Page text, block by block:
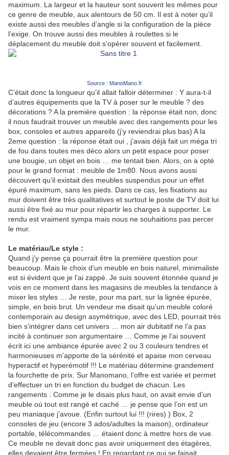
maximum. La largeur et la hauteur sont souvent les mêmes pour
ce genre de meuble, aux alentours de 50 cm. Il est à noter qu’il
existe aussi des meubles d’angle si la configuration de la pièce
l’exige. On trouve aussi des meubles à roulettes si le
déplacement du meuble doit s’opérer souvent et facilement.
Source : ManoMano.fr
C’était donc la longueur qu’il allait falloir déterminer : Y aura-t-il
d’autres équipements que la TV à poser sur le meuble ? des
décorations ? A la première question : la réponse était non, donc
il nous faudrait trouver un meuble avec des rangements pour les
box, consoles et autres appareils (j’y reviendrai plus bas) A la
2eme question : la réponse était oui , j’avais déjà fait un méga tri
de fou dans toutes mes déco alors un petit espace pour poser
une bougie, un objet en bois … me tentait bien. Alors, on a opté
pour le grand format : meuble de 1m80. Nous avons aussi
découvert qu’il existait des meubles suspendus pour un effet
épuré maximum, sans les pieds. Dans ce cas, les fixations au
mur doivent être très qualitatives et surtout le poste de TV doit lui
aussi être fixé au mur pour répartir les charges à supporter. Le
rendu est vraiment sympa mais nous ne souhaitions pas percer
le mur.
Le matériau/Le style :
Quand j’y pense ça pourrait être la première question pour
beaucoup. Mais le choix d’un meuble en bois naturel, minimaliste
est si évident que je l’ai zappé. Je suis souvent étonnée quand je
vois en ce moment dans les magasins de meubles la tendance à
mixer les styles … Je reste, pour ma part, sur la lignée épurée,
simple, en bois brut. Un vendeur me disait qu’un meuble coloré
contemporain au design asymétrique, avec des LED, pourrait très
bien s’intégrer dans cet univers … mon air dubitatif ne l’a pas
incité à continuer son argumentaire … Comme je l’ai souvent
écrit ici une ambiance épurée avec 2 ou 3 couleurs tendres et
harmonieuses m’apporte de la sérénité et apaise mon cerveau
hyperactif et hyperémotif !!! Le matériau détermine grandement
la fourchette de prix. Sur Manomano, l’offre est variée et permet
d’effectuer un tri en fonction du budget de chacun. Les
rangements : Comme je le disais plus haut, on avait envie d’un
meuble où tout est rangé et caché … je pense que l’on est un
peu maniaque j’avoue. (Enfin surtout lui !!! (rires) ) Box, 2
consoles de jeu (encore 3 ados/adultes la maison), ordinateur
portable, télécommandes … étaient donc à mettre hors de vue.
Ce meuble ne devait donc pas avoir uniquement des étagères,
elles devaient être fermées ! En regardant ce qui se faisait,